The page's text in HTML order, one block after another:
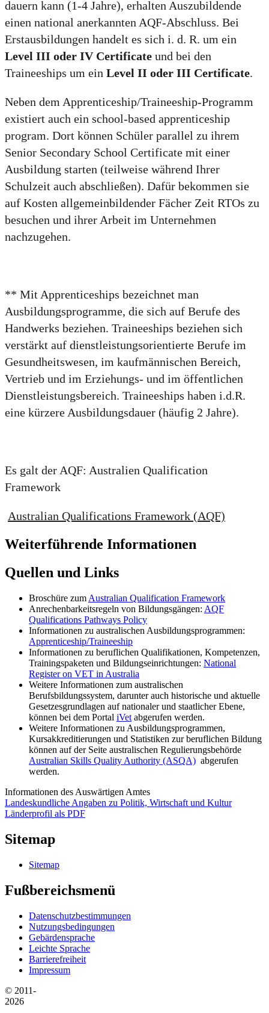
dauern kann (1-4 Jahre), erhalten Auszubildende
einen national anerkannten AQF-Abschluss. Bei
Erstausbildungen handelt es sich i. d. R. um ein
Level III oder IV Certificate und bei den
Traineeships um ein Level II oder III Certificate.
Neben dem Apprenticeship/Traineeship-Programm
existiert auch ein school-based apprenticeship
program. Dort können Schüler parallel zu ihrem
Senior Secondary School Certificate mit einer
Ausbildung starten (teilweise während Ihrer
Schulzeit auch abschließen). Dafür bekommen sie
auf Kosten allgemeinbildender Fächer Zeit RTOs zu
besuchen und ihrer Arbeit im Unternehmen
nachzugehen.
** Mit Apprenticeships bezeichnet man
Ausbildungsprogramme, die sich auf Berufe des
Handwerks beziehen. Traineeships beziehen sich
verstärkt auf dienstleistungsorientierte Berufe im
Gesundheitswesen, im kaufmännischen Bereich,
Vertrieb und im Erziehungs- und im öffentlichen
Dienstleistungsbereich. Traineeships haben i.d.R.
eine kürzere Ausbildungsdauer (häufig 2 Jahre).
Es galt der AQF: Australien Qualification
Framework
Australian Qualifications Framework (AQF)
Weiterführende Informationen
Quellen und Links
Broschüre zum Australian Qualification Framework
Anrechenbarkeitsregeln von Bildungsgängen: AQF
Qualifications Pathways Policy
Informationen zu australischen Ausbildungsprogrammen:
Apprenticeship/Traineeship
Informationen zu beruflichen Qualifikationen, Kompetenzen,
Trainingspaketen und Bildungseinrichtungen: National
Register on VET in Australia
Weitere Informationen zum australischen
Berufsbildungssystem, darunter auch historische und aktuelle
Gesetzesgrundlagen auf nationaler und staatlicher Ebene,
können bei dem Portal iVet abgerufen werden.
Weitere Informationen zu Ausbildungsprogrammen,
Kursakkreditierungen und Statistiken zur beruflichen Bildung
können auf der Seite australischen Regulierungsbehörde
Australian Skills Quality Authority (ASQA) abgerufen
werden.
Informationen des Auswärtigen Amtes
Landeskundliche Angaben zu Politik, Wirtschaft und Kultur
Länderprofil als PDF
Sitemap
Sitemap
Fußbereichsmenü
Datenschutzbestimmungen
Nutzungsbedingungen
Gebärdensprache
Leichte Sprache
Barrierefreiheit
Impressum
© 2011-
2026